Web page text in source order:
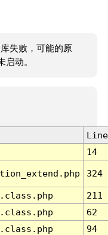
失败，可能的原
启动。
Line
14
324
211
62
94